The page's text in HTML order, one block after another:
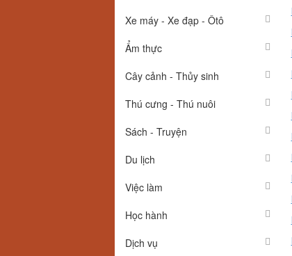
Xe máy - Xe đạp - Ôtô
Ẩm thực
Cây cảnh - Thủy sinh
Thú cưng - Thú nuôi
Sách - Truyện
Du lịch
Việc làm
Học hành
Dịch vụ